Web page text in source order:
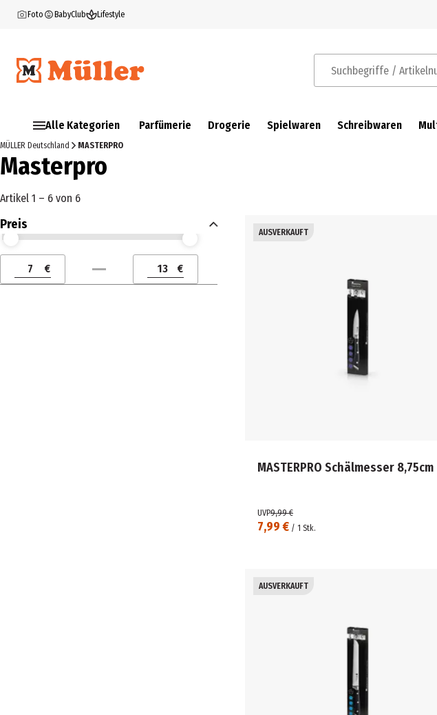
Foto BabyClub Lifestyle
Suchbegriffe /
Alle Kategorien Parfümerie Drogerie Spielwaren Schreibwaren
MÜLLER Deutschland MASTERPRO
Masterpro
Artikel 1 – 6 von 6
Preis
Preis (€) ab
Preis (€) bis
Preis (€) ab
€
Preis (€) bis
€
AUSVERKAUFT
MASTERPRO Schälmesser 8,75cm
7,99 € / 1 Stk.
UVP9,99 €
AUSVERKAUFT